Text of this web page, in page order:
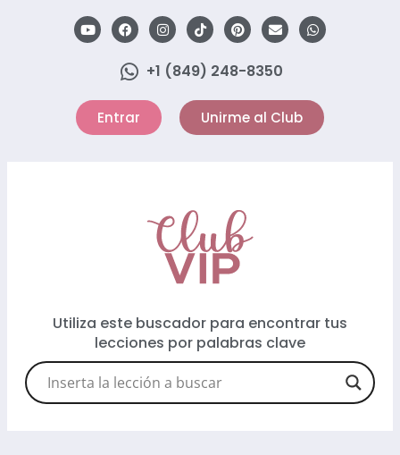
+1 (849) 248-8350
Entrar Unirme al Club
Utiliza este buscador para encontrar tus
lecciones por palabras clave